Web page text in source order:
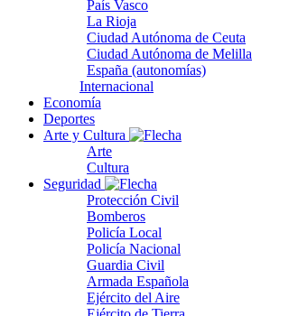
País Vasco
La Rioja
Ciudad Autónoma de Ceuta
Ciudad Autónoma de Melilla
España (autonomías)
Internacional
Economía
Deportes
Arte y Cultura
Arte
Cultura
Seguridad
Protección Civil
Bomberos
Policía Local
Policía Nacional
Guardia Civil
Armada Española
Ejército del Aire